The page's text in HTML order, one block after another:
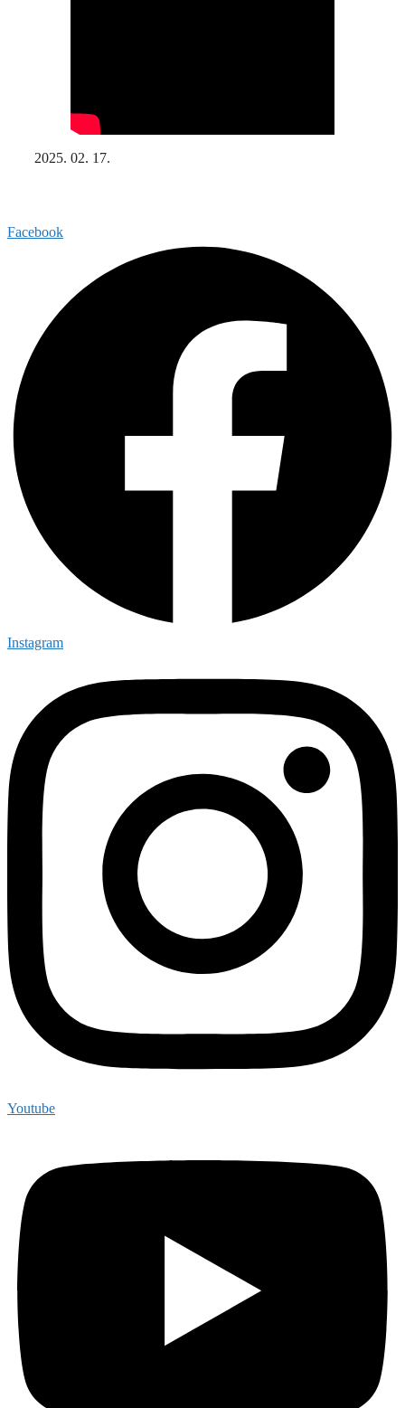
2025. 02. 17.
Facebook
Instagram
Youtube